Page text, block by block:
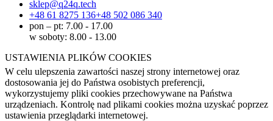
sklep@q24q.tech
+48 61 8275 136+48 502 086 340
pon – pt: 7.00 - 17.00
w soboty: 8.00 - 13.00
USTAWIENIA PLIKÓW COOKIES
W celu ulepszenia zawartości naszej strony internetowej oraz
dostosowania jej do Państwa osobistych preferencji,
wykorzystujemy pliki cookies przechowywane na Państwa
urządzeniach. Kontrolę nad plikami cookies można uzyskać poprzez
ustawienia przeglądarki internetowej.